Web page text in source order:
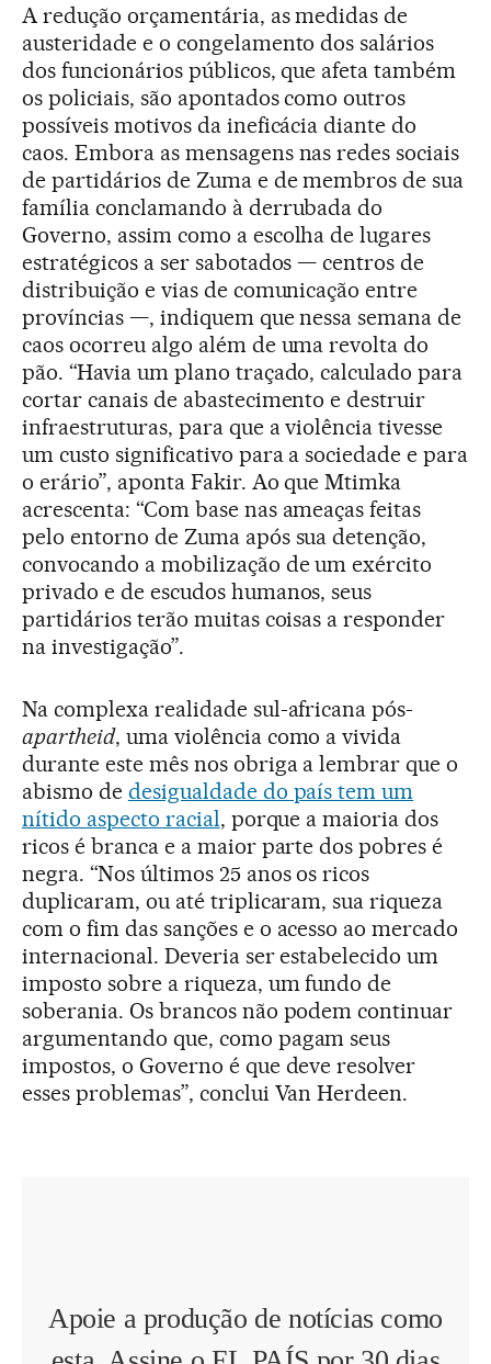
A redução orçamentária, as medidas de
austeridade e o congelamento dos salários
dos funcionários públicos, que afeta também
os policiais, são apontados como outros
possíveis motivos da ineficácia diante do
caos. Embora as mensagens nas redes sociais
de partidários de Zuma e de membros de sua
família conclamando à derrubada do
Governo, assim como a escolha de lugares
estratégicos a ser sabotados — centros de
distribuição e vias de comunicação entre
províncias —, indiquem que nessa semana de
caos ocorreu algo além de uma revolta do
pão. “Havia um plano traçado, calculado para
cortar canais de abastecimento e destruir
infraestruturas, para que a violência tivesse
um custo significativo para a sociedade e para
o erário”, aponta Fakir. Ao que Mtimka
acrescenta: “Com base nas ameaças feitas
pelo entorno de Zuma após sua detenção,
convocando a mobilização de um exército
privado e de escudos humanos, seus
partidários terão muitas coisas a responder
na investigação”.
Na complexa realidade sul-africana pós-
apartheid, uma violência como a vivida
durante este mês nos obriga a lembrar que o
abismo de desigualdade do país tem um
nítido aspecto racial, porque a maioria dos
ricos é branca e a maior parte dos pobres é
negra. “Nos últimos 25 anos os ricos
duplicaram, ou até triplicaram, sua riqueza
com o fim das sanções e o acesso ao mercado
internacional. Deveria ser estabelecido um
imposto sobre a riqueza, um fundo de
soberania. Os brancos não podem continuar
argumentando que, como pagam seus
impostos, o Governo é que deve resolver
esses problemas”, conclui Van Herdeen.
Apoie a produção de notícias como